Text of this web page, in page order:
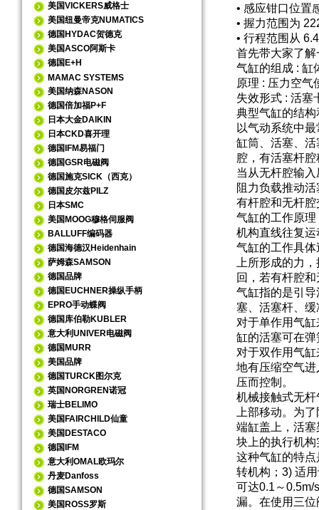
美国VICKERS威格士
美国纽曼帝克NUMATICS
德国HYDAC贺德克
美国ASCO阿斯卡
德国E+H
MAMAC SYSTEMS
美国纳森NASON
德国倍加福P+F
日本大金DAIKIN
日本CKD喜开理
德国IFM易福门
德国GSR电磁阀
德国施克SICK（西克）
德国皮尔兹PILZ
日本SMC
美国MOOG穆格伺服阀
BALLUFF编码器
德国海德汉Heidenhain
萨姆森SAMSON
德国品牌
德国EUCHNER操纵手柄
EPRO手动蝶阀
德国库伯勒KUBLER
意大利UNIVER电磁阀
德国MURR
美国品牌
德国TURCK图尔克
英国NORGREN诺冠
瑞士BELIMO
美国FAIRCHILD仙童
美国DESTACO
德国IFM
意大利OMAL欧玛尔
丹麦Danfoss
德国SAMSON
美国ROSS罗斯
• 感应钳口位置
• 握力范围为
• 行程范围从
首先带大家了
气缸的组成 : 缸
原理 : 压力空气
失效形式 : 活塞
典型气缸的结
以气动系统中
缸筒、活塞、
腔，有活塞杆
当从无杆腔输
阻力负载推动
有杆腔和无杆
气缸的工作原
机构直线往复
气缸的工作具
上所形成的力
回，若有杆腔
气缸指的是引
塞、活塞杆、
对于单作用气
缸的活塞可在
对于双作用气
地有压缩空气
压而控制。
机械接触式无
上部移动。为
端缸盖上，活
块上的执行机
这种气缸的特
转机构；3) 适
可达0.1～0.5m/
漏。在使用三